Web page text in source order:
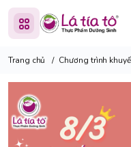
Trang chủ / Chương trình